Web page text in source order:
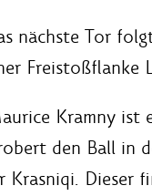
nächste Tor
Freistoßflanke
Kramny ist
den Ball in
Krasniqi. Dieser